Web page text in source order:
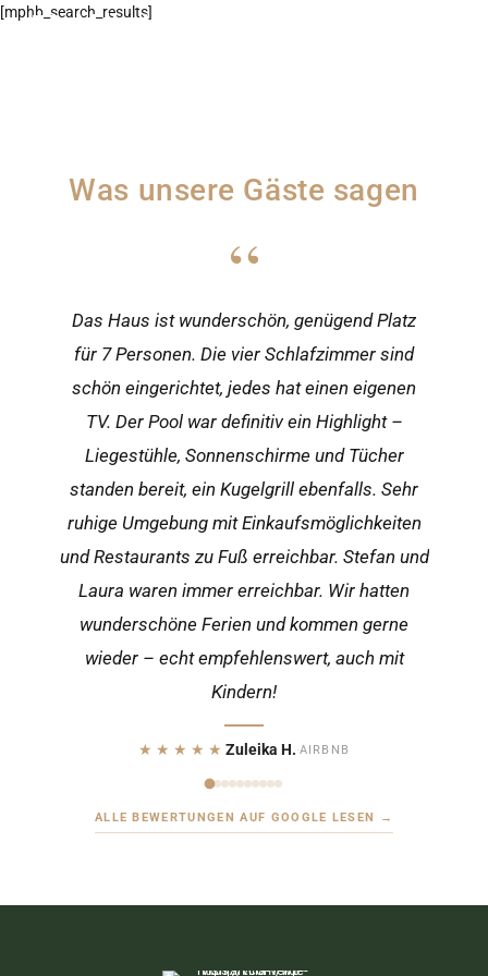
Villa Verde Višnjan
[mphb_search_results]
Was unsere Gäste sagen
“
Das Haus ist wunderschön, genügend Platz
für 7 Personen. Die vier Schlafzimmer sind
schön eingerichtet, jedes hat einen eigenen
TV. Der Pool war definitiv ein Highlight –
Liegestühle, Sonnenschirme und Tücher
standen bereit, ein Kugelgrill ebenfalls. Sehr
ruhige Umgebung mit Einkaufsmöglichkeiten
und Restaurants zu Fuß erreichbar. Stefan und
Laura waren immer erreichbar. Wir hatten
wunderschöne Ferien und kommen gerne
wieder – echt empfehlenswert, auch mit
Kindern!
★★★★★Zuleika H.·AIRBNB
ALLE BEWERTUNGEN AUF GOOGLE LESEN →